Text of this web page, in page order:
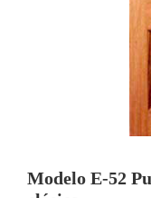
Modelo E-52